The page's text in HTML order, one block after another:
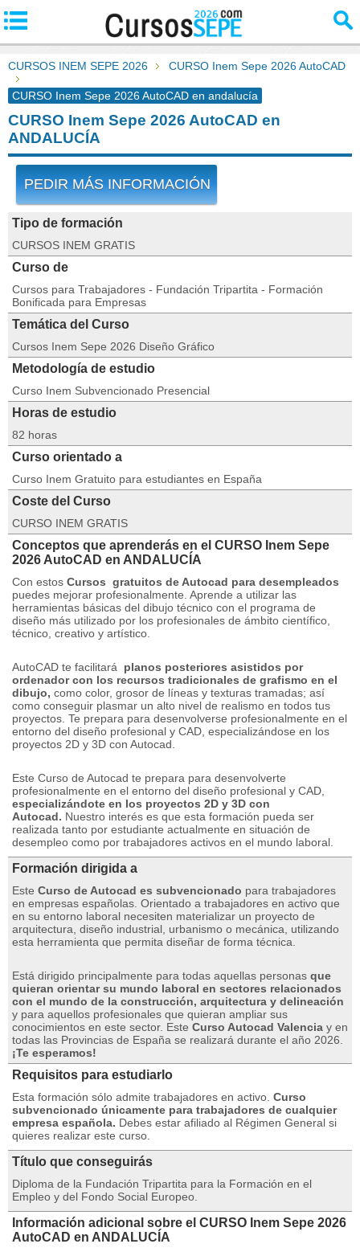
CURSOS INEM SEPE 2026 CURSO Inem Sepe 2026 AutoCAD
CURSO Inem Sepe 2026 AutoCAD en andalucía
CURSO Inem Sepe 2026 AutoCAD en
ANDALUCÍA
PEDIR MÁS INFORMACIÓN
Tipo de formación
CURSOS INEM GRATIS
Curso de
Cursos para Trabajadores - Fundación Tripartita - Formación
Bonificada para Empresas
Temática del Curso
Cursos Inem Sepe 2026 Diseño Gráfico
Metodología de estudio
Curso Inem Subvencionado Presencial
Horas de estudio
82 horas
Curso orientado a
Curso Inem Gratuito para estudiantes en España
Coste del Curso
CURSO INEM GRATIS
Conceptos que aprenderás en el CURSO Inem Sepe
2026 AutoCAD en ANDALUCÍA
Con estos Cursos gratuitos de Autocad para desempleados
puedes mejorar profesionalmente. Aprende a utilizar las
herramientas básicas del dibujo técnico con el programa de
diseño más utilizado por los profesionales de ámbito científico,
técnico, creativo y artístico.
AutoCAD te facilitará planos posteriores asistidos por
ordenador con los recursos tradicionales de grafismo en el
dibujo, como color, grosor de líneas y texturas tramadas; así
como conseguir plasmar un alto nivel de realismo en todos tus
proyectos. Te prepara para desenvolverse profesionalmente en el
entorno del diseño profesional y CAD, especializándose en los
proyectos 2D y 3D con Autocad.
Este Curso de Autocad te prepara para desenvolverte
profesionalmente en el entorno del diseño profesional y CAD,
especializándote en los proyectos 2D y 3D con
Autocad. Nuestro interés es que esta formación pueda ser
realizada tanto por estudiante actualmente en situación de
desempleo como por trabajadores activos en el mundo laboral.
Formación dirigida a
Este Curso de Autocad es subvencionado para trabajadores
en empresas españolas. Orientado a trabajadores en activo que
en su entorno laboral necesiten materializar un proyecto de
arquitectura, diseño industrial, urbanismo o mecánica, utilizando
esta herramienta que permita diseñar de forma técnica.
Está dirigido principalmente para todas aquellas personas que
quieran orientar su mundo laboral en sectores relacionados
con el mundo de la construcción, arquitectura y delineación
y para aquellos profesionales que quieran ampliar sus
conocimientos en este sector. Este Curso Autocad Valencia y en
todas las Provincias de España se realizará durante el año 2026.
¡Te esperamos!
Requisitos para estudiarlo
Esta formación sólo admite trabajadores en activo. Curso
subvencionado únicamente para trabajadores de cualquier
empresa española. Debes estar afiliado al Régimen General si
quieres realizar este curso.
Título que conseguirás
Diploma de la Fundación Tripartita para la Formación en el
Empleo y del Fondo Social Europeo.
Información adicional sobre el CURSO Inem Sepe 2026
AutoCAD en ANDALUCÍA